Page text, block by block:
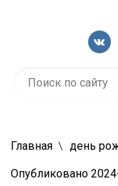
Главная день
Опубликовано